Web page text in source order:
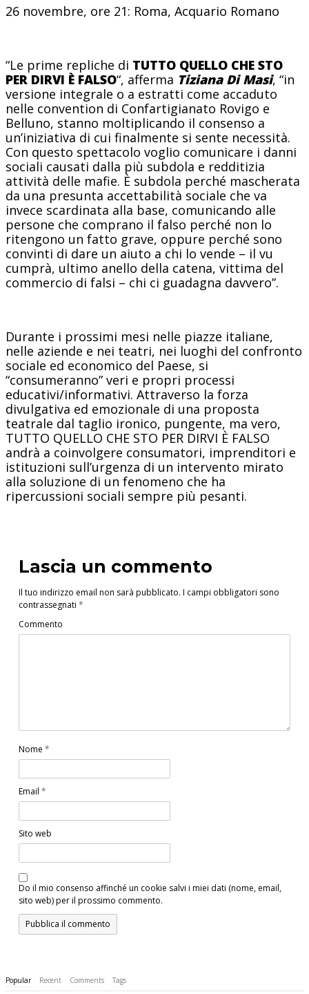
26 novembre, ore 21: Roma, Acquario Romano
“Le prime repliche di TUTTO QUELLO CHE STO
PER DIRVI È FALSO“, afferma Tiziana Di Masi, “in
versione integrale o a estratti come accaduto
nelle convention di Confartigianato Rovigo e
Belluno, stanno moltiplicando il consenso a
un’iniziativa di cui finalmente si sente necessità.
Con questo spettacolo voglio comunicare i danni
sociali causati dalla più subdola e redditizia
attività delle mafie. È subdola perché mascherata
da una presunta accettabilità sociale che va
invece scardinata alla base, comunicando alle
persone che comprano il falso perché non lo
ritengono un fatto grave, oppure perché sono
convinti di dare un aiuto a chi lo vende – il vu
cumprà, ultimo anello della catena, vittima del
commercio di falsi – chi ci guadagna davvero”.
Durante i prossimi mesi nelle piazze italiane,
nelle aziende e nei teatri, nei luoghi del confronto
sociale ed economico del Paese, si
“consumeranno” veri e propri processi
educativi/informativi. Attraverso la forza
divulgativa ed emozionale di una proposta
teatrale dal taglio ironico, pungente, ma vero,
TUTTO QUELLO CHE STO PER DIRVI È FALSO
andrà a coinvolgere consumatori, imprenditori e
istituzioni sull’urgenza di un intervento mirato
alla soluzione di un fenomeno che ha
ripercussioni sociali sempre più pesanti.
Lascia un commento
Il tuo indirizzo email non sarà pubblicato. I campi obbligatori sono
contrassegnati *
Commento
Nome *
Email *
Sito web
Do il mio consenso affinché un cookie salvi i miei dati (nome, email,
sito web) per il prossimo commento.
Popular Recent Comments Tags